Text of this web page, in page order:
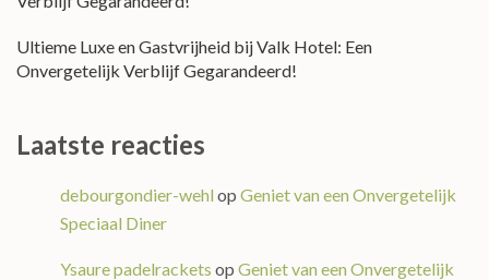
Ultieme Luxe en Gastvrijheid bij Valk Hotel: Een
Onvergetelijk Verblijf Gegarandeerd!
Laatste reacties
debourgondier-wehl op Geniet van een Onvergetelijk
Speciaal Diner
Ysaure padelrackets op Geniet van een Onvergetelijk